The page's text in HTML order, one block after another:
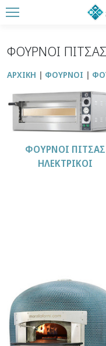
ΦΟΥΡΝΟΙ ΠΙΤΣΑΣ
ΑΡΧΙΚΉ ΦΟΥΡΝΟΙ
ΦΟΥΡΝΟΙ ΠΙΤΣΑΣ
ΗΛΕΚΤΡΙΚΟΙ